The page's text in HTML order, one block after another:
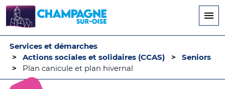
Services et démarches
Actions sociales et solidaires (CCAS)
Seniors
Plan canicule et plan hivernal